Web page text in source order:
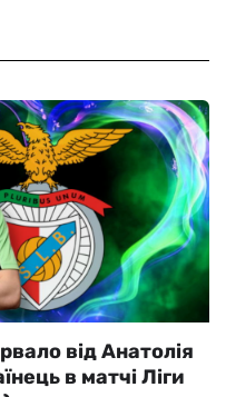
від Анатолія
в матчі Ліги